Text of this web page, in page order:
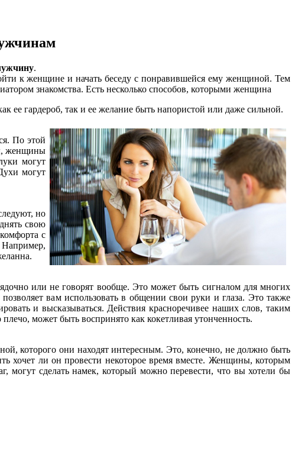
.
к женщине и начать беседу с понравившейся ему женщиной. Тем
знакомства. Есть несколько способов, которыми женщина
ее гардероб, так и ее желание быть напористой или даже сильной.
По этой
женщины
могут
могут
но
свою
с
Например,
или не говорят вообще. Это может быть сигналом для многих
вам использовать в общении свои руки и глаза. Это также
и высказываться. Действия красноречивее наших слов, таким
может быть воспринято как кокетливая утонченность.
которого они находят интересным. Это, конечно, не должно быть
хочет ли он провести некоторое время вместе. Женщины, которым
могут сделать намек, который можно перевести, что вы хотели бы